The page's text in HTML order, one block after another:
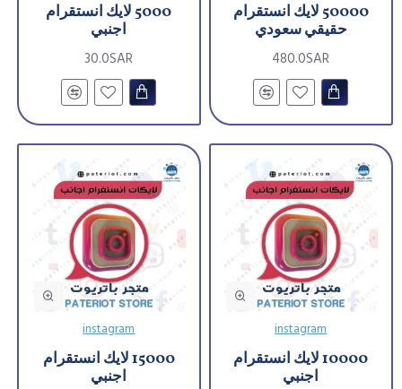
50000 لايك انستقرام
حقيقي سعودي
480.0SAR
5000 لايك انستقرام
اجنبي
30.0SAR
instagram
10000 لايك انستقرام
اجنبي
instagram
15000 لايك انستقرام
اجنبي